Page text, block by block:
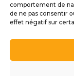
comportement de
de ne pas consentir
effet négatif sur
© Tous droits